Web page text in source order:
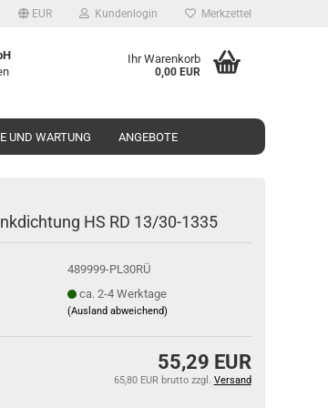
EUR Kundenlogin Merkzettel
Ihr Warenkorb
0,00 EUR
UND WARTUNG ANGEBOTE
HS RD 13/30-​1335
489999-PL30RÜ
ca. 2-4 Werktage
(Ausland abweichend)
55,29 EUR
65,80 EUR bruttozzgl. Versand